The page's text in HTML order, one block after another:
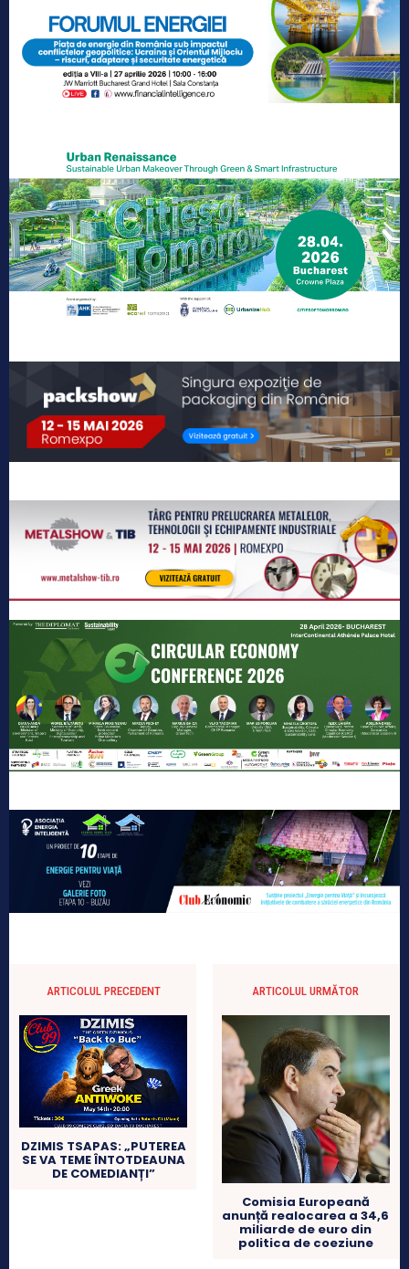
ARTICOLUL PRECEDENT
DZIMIS TSAPAS: „PUTEREA
SE VA TEME ÎNTOTDEAUNA
DE COMEDIANȚI”
ARTICOLUL URMĂTOR
Comisia Europeană
anunță realocarea a 34,6
miliarde de euro din
politica de coeziune